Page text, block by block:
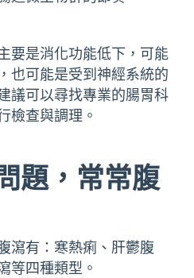
要是消化功能低下，可能
也可能是受到神經系統的
議可以尋找專業的腸胃科
檢查與調理。
題， 常常腹
瀉有：寒熱痢、肝鬱腹
等四種類型。